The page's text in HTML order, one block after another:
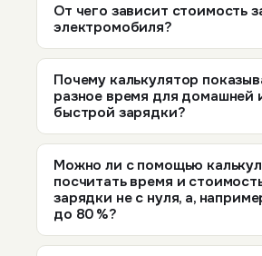
От чего зависит стоимость
электромобиля?
Почему калькулятор
разное время для домашней
быстрой зарядки?
Можно ли с помощью
посчитать время и
зарядки не с нуля, а,
до 80 %?